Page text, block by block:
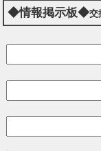
◆情報掲示板◆交